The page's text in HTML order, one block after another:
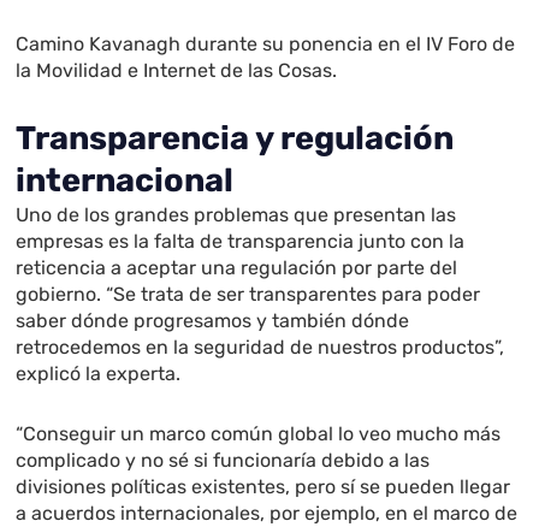
Camino Kavanagh durante su ponencia en el IV Foro de
la Movilidad e Internet de las Cosas.
Transparencia y regulación
internacional
Uno de los grandes problemas que presentan las
empresas es la falta de transparencia junto con la
reticencia a aceptar una regulación por parte del
gobierno. “Se trata de ser transparentes para poder
saber dónde progresamos y también dónde
retrocedemos en la seguridad de nuestros productos”,
explicó la experta.
“Conseguir un marco común global lo veo mucho más
complicado y no sé si funcionaría debido a las
divisiones políticas existentes, pero sí se pueden llegar
a acuerdos internacionales, por ejemplo, en el marco de